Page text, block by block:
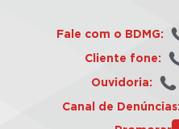
Fale com o BDMG:
Cliente fone:
Ouvidoria:
Canal de Denúncias: